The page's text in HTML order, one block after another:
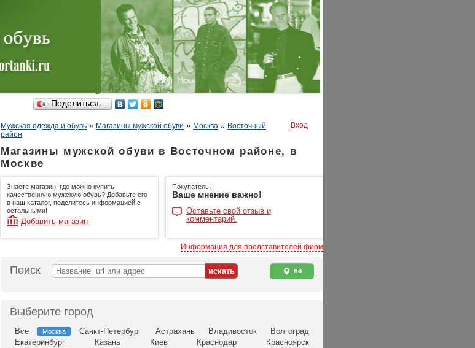
Поделиться…
Мужская одежда и обувь » Магазины мужской обуви » Москва » Восточный
район
Вход
Магазины мужской обуви в Восточном районе, в
Москве
Знаете магазин, где можно купить
качественную мужскую обувь? Добавьте его
в наш каталог, поделитесь информацией с
остальными!
Добавить магазин
Покупатель!
Ваше мнение важно!
Оставьте свой отзыв и
комментарий.
Информация для представителей фирм
Поиск
на
Выберите город
Все Москва Санкт-Петербург Астрахань Владивосток
Волгоград
Екатеринбург
Казань Киев Краснодар
Красноярск